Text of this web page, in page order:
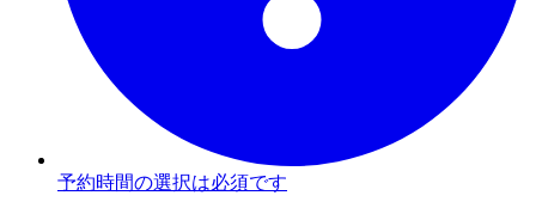
予約時間の選択は必須です